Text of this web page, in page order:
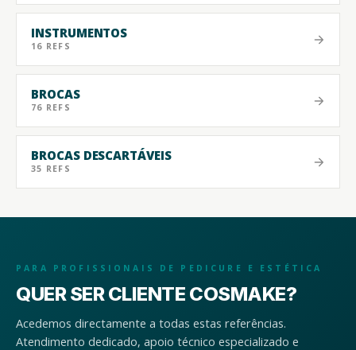
INSTRUMENTOS
16 REFS
BROCAS
76 REFS
BROCAS DESCARTÁVEIS
35 REFS
PARA PROFISSIONAIS DE PEDICURE E ESTÉTICA
QUER SER CLIENTE COSMAKE?
Acedemos directamente a todas estas referências.
Atendimento dedicado, apoio técnico especializado e